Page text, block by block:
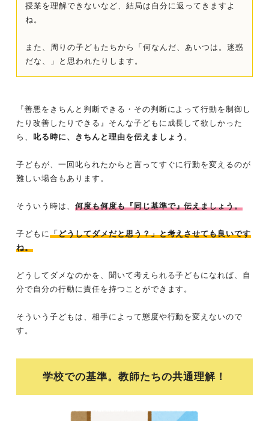
授業を理解できないなど、結局は自分に返ってきますよ
ね。
また、周りの子どもたちから「何なんだ、あいつは。迷惑
だな、」と思われたりします。
『善悪をきちんと判断できる・その判断によって行動を制御し
たり改善したりできる』そんな子どもに成長して欲しかった
ら、 叱る時に、きちんと理由を伝えましょう 。
子どもが、一回叱られたからと言ってすぐに行動を変えるのが
難しい場合もあります。
そういう時は、 何度も何度も『同じ基準で』伝えましょう。
子どもに 「どうしてダメだと思う？」と考えさせても良いです
ね。
どうしてダメなのかを、聞いて考えられる子どもになれば、自
分で自分の行動に責任を持つことができます。
そういう子どもは、相手によって態度や行動を変えないので
す。
学校での基準。教師たちの共通理解！